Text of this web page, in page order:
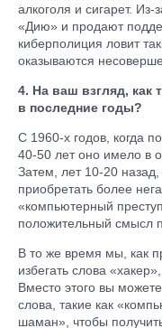
алкоголя и сигарет.
«Дию» и продают
киберполиция ловит
оказываются
4. На ваш взгляд, как
в последние годы?
С 1960-х годов, когда
40-50 лет оно имело в
Затем, лет 10-20
приобретать более
«компьютерный
положительный смысл
В то же время мы, как
избегать слова
Вместо этого вы
слова, такие как
шаман», чтобы